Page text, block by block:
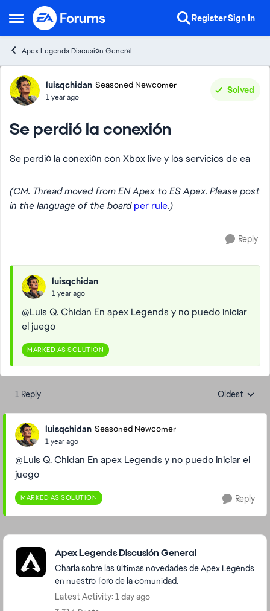
Open Side Menu
Skip to content RegisterSign In
Apex Legends Discusión General
Forum Discussion
luisqchidan Seasoned Newcomer
1 year ago
Solved
Se perdió la conexión
Se perdió la conexión con Xbox live y los servicios de ea
(CM: Thread moved from EN Apex to ES Apex. Please post
in the language of the boardper rule.)
Reply
luisqchidan
1 year ago
@Luis Q. Chidan En apex Legends y no puedo iniciar
el juego
MARKED AS SOLUTION
1 Reply Replies
Oldest
luisqchidan Seasoned Newcomer
1 year ago
@Luis Q. Chidan En apex Legends y no puedo iniciar el
juego
MARKED AS SOLUTION Reply
Featured Places
Apex Legends Discusión General
Charla sobre las últimas novedades de Apex Legends
en nuestro foro de la comunidad.
Latest Activity: 1 day ago